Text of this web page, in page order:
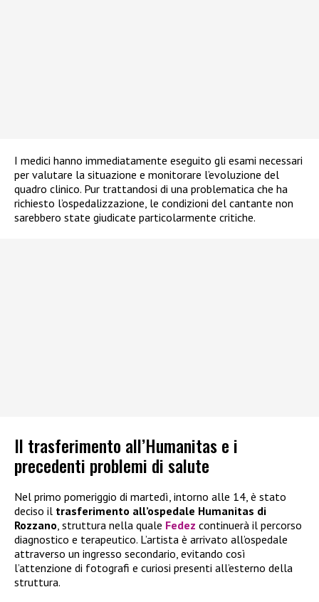
I medici hanno immediatamente eseguito gli esami necessari
per valutare la situazione e monitorare l’evoluzione del
quadro clinico. Pur trattandosi di una problematica che ha
richiesto l’ospedalizzazione, le condizioni del cantante non
sarebbero state giudicate particolarmente critiche.
Il trasferimento all’Humanitas e i
precedenti problemi di salute
Nel primo pomeriggio di martedì, intorno alle 14, è stato
deciso il trasferimento all’ospedale Humanitas di
Rozzano , struttura nella quale Fedez continuerà il percorso
diagnostico e terapeutico. L’artista è arrivato all’ospedale
attraverso un ingresso secondario, evitando così
l’attenzione di fotografi e curiosi presenti all’esterno della
struttura.